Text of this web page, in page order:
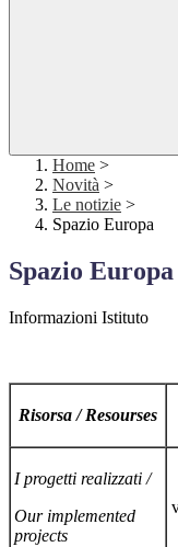
Home >
Novità >
Le notizie >
Spazio Europa
Spazio Europa
Informazioni Istituto
Risorsa / Resourses
I progetti realizzati /
Our implemented
projects